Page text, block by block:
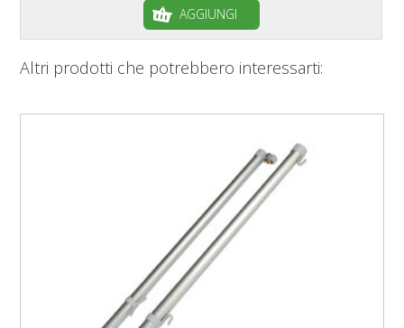
AGGIUNGI
Altri prodotti che potrebbero interessarti: